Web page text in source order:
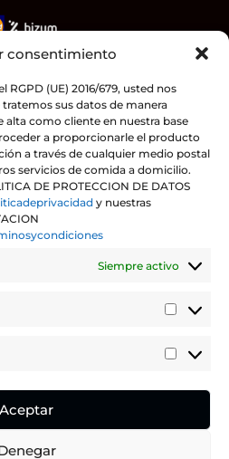
consentimiento
RGPD (UE) 2016/679, usted nos
sus datos de manera
alta como cliente en nuestra base
a proporcionarle el producto
a través de cualquier medio postal
servicios de comida a domicilio.
DE PROTECCION DE DATOS
y nuestras
Siempre activo
Aceptar
12– 958 32 29 29
(Granada)
redes sociales